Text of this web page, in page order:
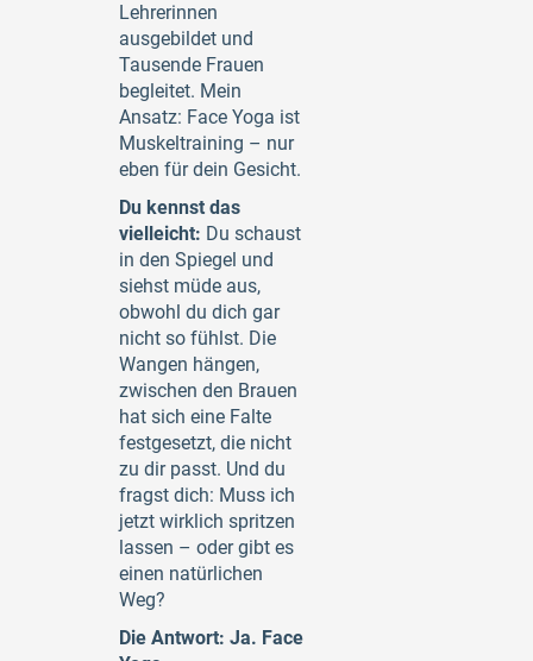
Lehrerinnen
ausgebildet und
Tausende Frauen
begleitet. Mein
Ansatz: Face Yoga ist
Muskeltraining – nur
eben für dein Gesicht.
Du kennst das
vielleicht: Du schaust
in den Spiegel und
siehst müde aus,
obwohl du dich gar
nicht so fühlst. Die
Wangen hängen,
zwischen den Brauen
hat sich eine Falte
festgesetzt, die nicht
zu dir passt. Und du
fragst dich: Muss ich
jetzt wirklich spritzen
lassen – oder gibt es
einen natürlichen
Weg?
Die Antwort: Ja. Face